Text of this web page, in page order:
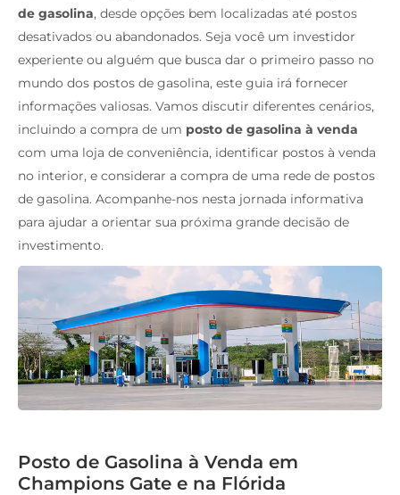
de gasolina, desde opções bem localizadas até postos
desativados ou abandonados. Seja você um investidor
experiente ou alguém que busca dar o primeiro passo no
mundo dos postos de gasolina, este guia irá fornecer
informações valiosas. Vamos discutir diferentes cenários,
incluindo a compra de um posto de gasolina à venda
com uma loja de conveniência, identificar postos à venda
no interior, e considerar a compra de uma rede de postos
de gasolina. Acompanhe-nos nesta jornada informativa
para ajudar a orientar sua próxima grande decisão de
investimento.
Posto de Gasolina à Venda em
Champions Gate e na Flórida